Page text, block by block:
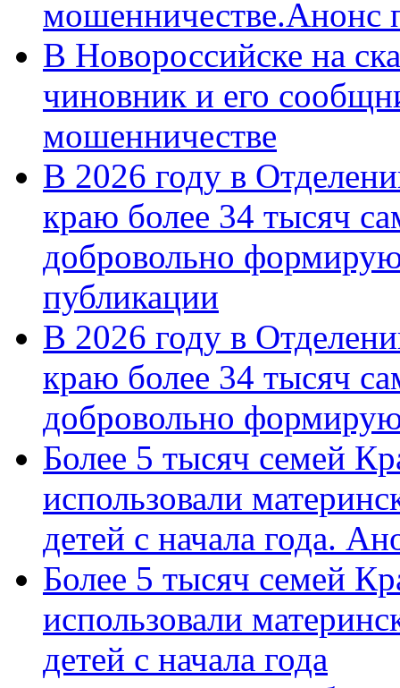
мошенничестве.Анонс
В Новороссийске на
чиновник и его
мошенничестве
В 2026 году в
краю более 34 тысяч
добровольно
публикации
В 2026 году в
краю более 34 тысяч
добровольно
Более 5 тысяч семей
использовали
детей с начала года.
Более 5 тысяч семей
использовали
детей с начала года